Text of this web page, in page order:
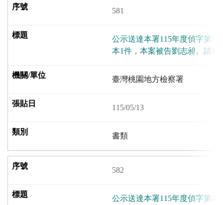
581
公示送達本署115年度偵字第
本1件，本案被告劉志昶。請查
臺灣桃園地方檢察署
115/05/13
書類
582
公示送達本署115年度偵字第